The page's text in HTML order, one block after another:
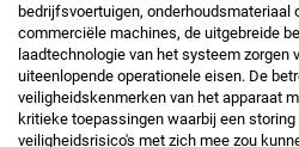
bedrijfsvoertuigen, onderhoudsmateriaal
commerciële machines, de uitgebreide
laadtechnologie van het systeem zorgen
uiteenlopende operationele eisen. De
veiligheidskenmerken van het apparaat
kritieke toepassingen waarbij een
veiligheidsrisico's met zich mee zou